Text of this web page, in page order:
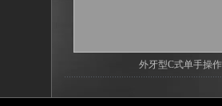
外牙型C式单手操